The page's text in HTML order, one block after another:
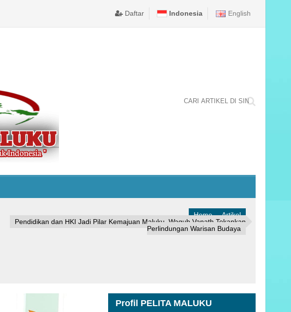
Maluku.com – Pemerintah Kota Ambon memastikan puncak perayaan Hari Ulang
KEMAH BELA NEGARA TINGKAT NASIONAL TAHUN 2025 DI KABUPATEN
DPRD KOTA AMBON TETAPKAN BODEWIN
Daftar Indonesia English
Home
Artikel
Pendidikan dan HKI Jadi Pilar Kemajuan Maluku, Wagub Vanath Tekankan
Perlindungan Warisan Budaya
Profil PELITA MALUKU